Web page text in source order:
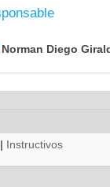
Norman Diego
| Instructivos